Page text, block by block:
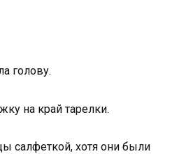
голову.
на край тарелки.
салфеткой, хотя они были